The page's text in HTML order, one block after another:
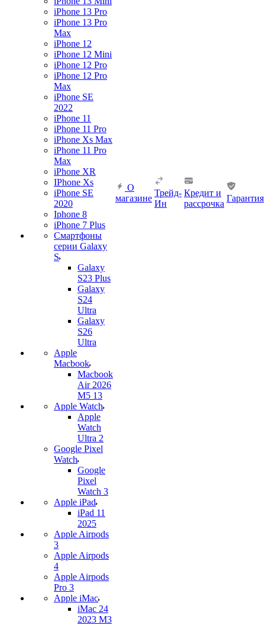
iPhone 13 Pro
iPhone 13 Pro
Max
iPhone 12
iPhone 12 Mini
iPhone 12 Pro
iPhone 12 Pro
Max
iPhone SE
2022
iPhone 11
iPhone 11 Pro
iPhone Xs Max
iPhone 11 Pro
Max
iPhone XR
IPhone Xs
iPhone SE
2020
Iphone 8
iPhone 7 Plus
Смартфоны
серии Galaxy
S
Galaxy
S23 Plus
Galaxy
S24
Ultra
Galaxy
S26
Ultra
Apple
Macbook
Macbook
Air 2026
M5 13
Apple Watch
Apple
Watch
Ultra 2
Google Pixel
Watch
Google
Pixel
Watch 3
Apple iPad
iPad 11
2025
Apple Airpods
3
Apple Airpods
4
Apple Airpods
Pro 3
Apple iMac
iMac 24
2023 M3
О
магазине
Трейд-
Ин
Кредит и
рассрочка
Гарантия